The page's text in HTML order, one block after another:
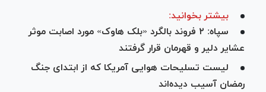
بیشتر بخوانید:
سپاه: ۲ فروند بالگرد «بلک هاوک» مورد اصابت موثر
عشایر دلیر و قهرمان قرار گرفتند
لیست تسلیحات هوایی آمریکا که از ابتدای جنگ
رمضان آسیب دیده‌اند